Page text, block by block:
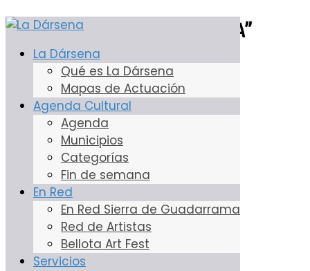
La Dársena
Qué es La Dársena
Mapas de Actuación
Agenda Cultural
Agenda
Municipios
Categorías
Fin de semana
En Red
En Red Sierra de Guadarrama
Red de Artistas
Bellota Art Fest
Servicios
Euro ABBA: “Bailando con ABBA”
1 Ago, 2022